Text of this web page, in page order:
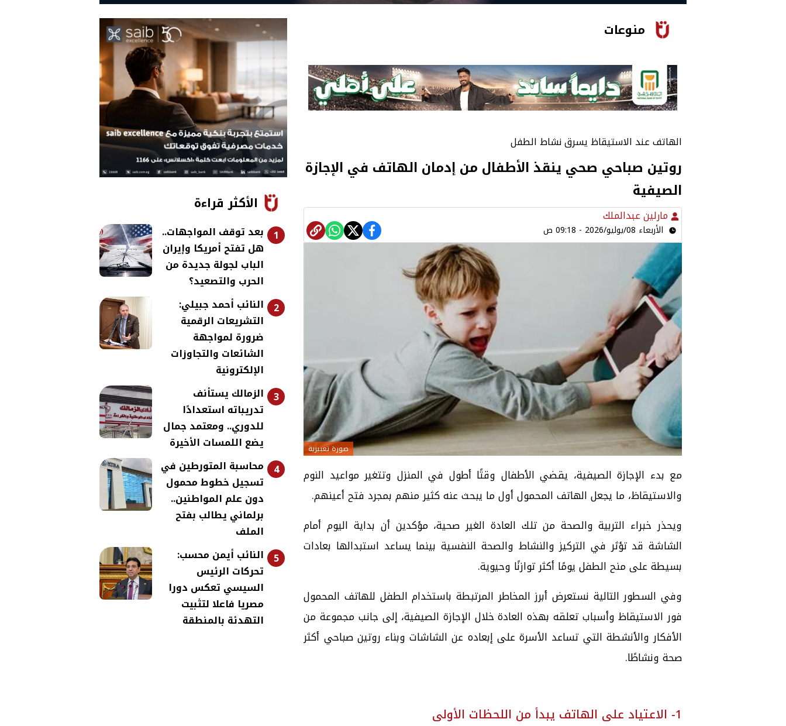
منوعات
الهاتف عند الاستيقاظ يسرق نشاط الطفل
روتين صباحي صحي ينقذ الأطفال من إدمان الهاتف في الإجازة
الصيفية
مارلين عبدالملك
الأربعاء 08/يوليو/2026 - 09:18 ص
صورة تعبيرية
مع بدء الإجازة الصيفية، يقضي الأطفال وقتًا أطول في المنزل وتتغير مواعيد النوم
والاستيقاظ، ما يجعل الهاتف المحمول أول ما يبحث عنه كثير منهم بمجرد فتح أعينهم.
ويحذر خبراء التربية والصحة من تلك العادة الغير صحية، مؤكدين أن بداية اليوم أمام
الشاشة قد تؤثر في التركيز والنشاط والصحة النفسية بينما يساعد استبدالها بعادات
بسيطة على منح الطفل يومًا أكثر توازنًا وحيوية.
وفي السطور التالية نستعرض أبرز المخاطر المرتبطة باستخدام الطفل للهاتف المحمول
فور الاستيقاظ وأسباب تعلقه بهذه العادة خلال الإجازة الصيفية، إلى جانب مجموعة من
الأفكار والأنشطة التي تساعد الأسرة على إبعاده عن الشاشات وبناء روتين صباحي أكثر
صحة ونشاطًا.
1- الاعتياد على الهاتف يبدأ من اللحظات الأولى
الأكثر قراءة
1
بعد توقف المواجهات..
هل تفتح أمريكا وإيران
الباب لجولة جديدة من
الحرب والتصعيد؟
2
النائب أحمد جبيلي:
التشريعات الرقمية
ضرورة لمواجهة
الشائعات والتجاوزات
الإلكترونية
3 الزمالك يستأنف
تدريباته استعدادًا
للدوري.. ومعتمد جمال
يضع اللمسات الأخيرة
4
محاسبة المتورطين في
تسجيل خطوط محمول
دون علم المواطنين..
برلماني يطالب بفتح
الملف
5
النائب أيمن محسب:
تحركات الرئيس
السيسي تعكس دورا
مصريا فاعلا لتثبيت
التهدئة بالمنطقة